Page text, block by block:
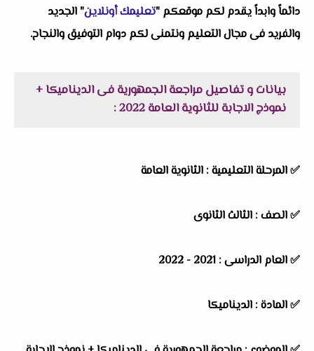
دائماً وابداً يقدم لكم موقعكم "تعليمك أونلاين" الجديد
والفريد فى مجال التعليم ونتمنى لكم دوام التوفيق والنجاح.
بيانات و تفاصيل مراجعة الجمهورية فى الديناميكا +
نموذج الاجابة للثانوية العامة 2022 :
✅المرحلة التعليمية : الثانوية العامة
✅الصف : الثالث الثانوى
✅العام الدراسى : 2021 - 2022
✅المادة : الديناميكا